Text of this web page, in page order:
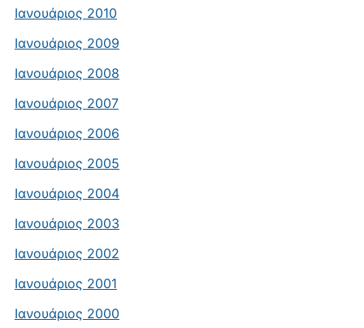
Ιανουάριος 2010
Ιανουάριος 2009
Ιανουάριος 2008
Ιανουάριος 2007
Ιανουάριος 2006
Ιανουάριος 2005
Ιανουάριος 2004
Ιανουάριος 2003
Ιανουάριος 2002
Ιανουάριος 2001
Ιανουάριος 2000